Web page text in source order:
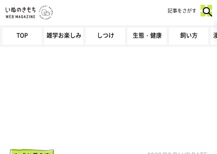
TOP 雑学お楽しみ しつけ 生態・健康 飼い方
記事をさがす